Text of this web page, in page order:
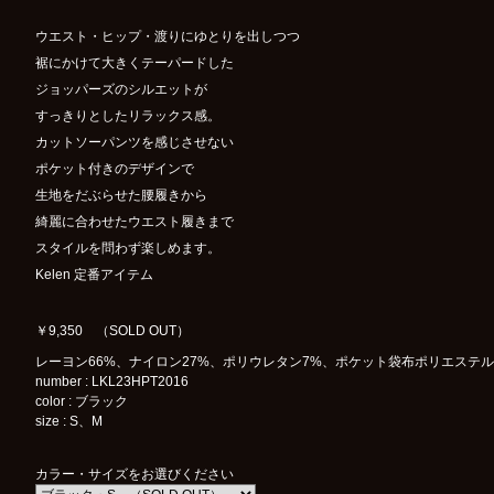
ウエスト・ヒップ・渡りにゆとりを出しつつ
裾にかけて大きくテーパードした
ジョッパーズのシルエットが
すっきりとしたリラックス感。
カットソーパンツを感じさせない
ポケット付きのデザインで
生地をだぶらせた腰履きから
綺麗に合わせたウエスト履きまで
スタイルを問わず楽しめます。
Kelen 定番アイテム
￥9,350 （SOLD OUT）
レーヨン66%、ナイロン27%、ポリウレタン7%、ポケット袋布ポリエステ
number : LKL23HPT2016
color : ブラック
size : S、M
カラー・サイズをお選びください